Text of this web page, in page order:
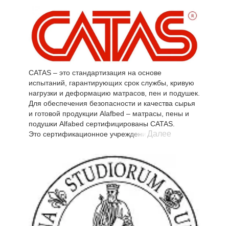
Footprint), определяемой рекомендацией
2013/179 / EU Европейской комиссии, ставит
Alfabed среди пионеров отрасли в принятии этого
метода на международном уровне и представляет
собой научную основу, полезную для: определить
течение жизненного цикла продукции
сравнение экологических характеристик,
связанных с альтернативными продуктами,
направлять на переработку продукцию, чтобы
минимизировать воздействие за счет повышения
эффективности потребления природных ресурсов
или сокращения выбросов в воздух, воду или
Исследование LCA было рассчитано с учетом
экологических последствий четырех линий
продукции на протяжении всего их жизненного
цикла (проектирование, приобретение сырья,
производство, распространение, продажа,
утилизация): традиционные пружинные матрасы,
матрасы с независимыми пружинами, матрасы
CATAS – это стандартизация на основе
испытаний, гарантирующих срок службы, кривую
нагрузки и деформацию матрасов, пен и подушек.
Для обеспечения безопасности и качества сырья
и готовой продукции Alafbed – матрасы, пены и
подушки Alfabed сертифицированы CATAS.
Это сертификационное учреждение благодаря
компетентности, проверяет, что каждый материал
и продукт соответствуют требованиям технических
стандартов отрасли.
Испытания проводятся в соответствии с
европейскими нормами (EN), международными
(ISO) и национальными (UNI, DIN, BS, NF, ASTM,
ANSI).
Далее